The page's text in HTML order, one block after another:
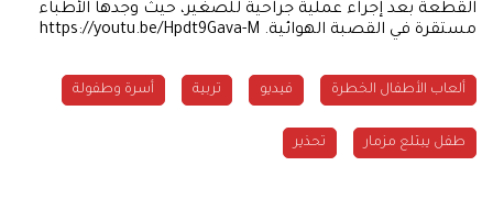
القطعة بعد إجراء عملية جراحية للصغير، حيث وجدها الأطباء
مستقرة في القصبة الهوائية. https://youtu.be/Hpdt9Gava-M
ألعاب الأطفال الخطرة فيديو تربية أسرة وطفولة
طفل يبتلع مزمار تحذير